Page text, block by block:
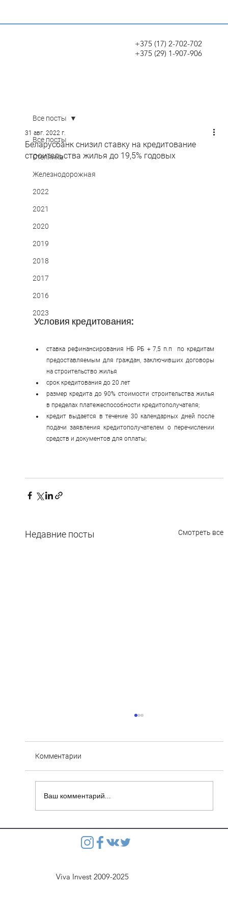
+375 (17) 2-702-702
+375 (29) 1-907-906
Все посты
Степянка
Железнодорожная
2022
2021
2020
2019
2018
2017
2016
2023
Все посты
Беларусбанк снизил ставку на кредитование
строительства жилья до 19,5% годовых
31 авг. 2022 г.
Условия кредитования:
ставка рефинансирования НБ РБ + 7,5 п.п  по кредитам
предоставляемым для граждан, заключивших договоры
на строительство жилья
срок кредитования до 20 лет
размер кредита до 90% стоимости строительства жилья
в пределах платежеспособности кредитополучателя;
кредит выдается в течение 30 календарных дней после
подачи заявления кредитополучателем о перечислении
средств и документов для оплаты;
Недавние посты Смотреть все
Степянка: Ведутся монолитные работы
перекрытия второго этажа паркинга
Комментарии
Ваш комментарий...
Viva Invest 2009-2025